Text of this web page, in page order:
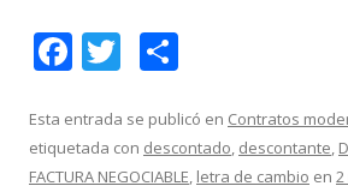
F
e
b
T
itt
er
m
p
Esta entrada se publicó en Contratos
etiquetada con descontado, descontante,
FACTURA NEGOCIABLE, letra de cambio en